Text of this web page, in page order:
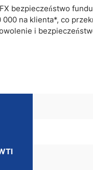
bezpieczeństwo
na klienta*, co
i